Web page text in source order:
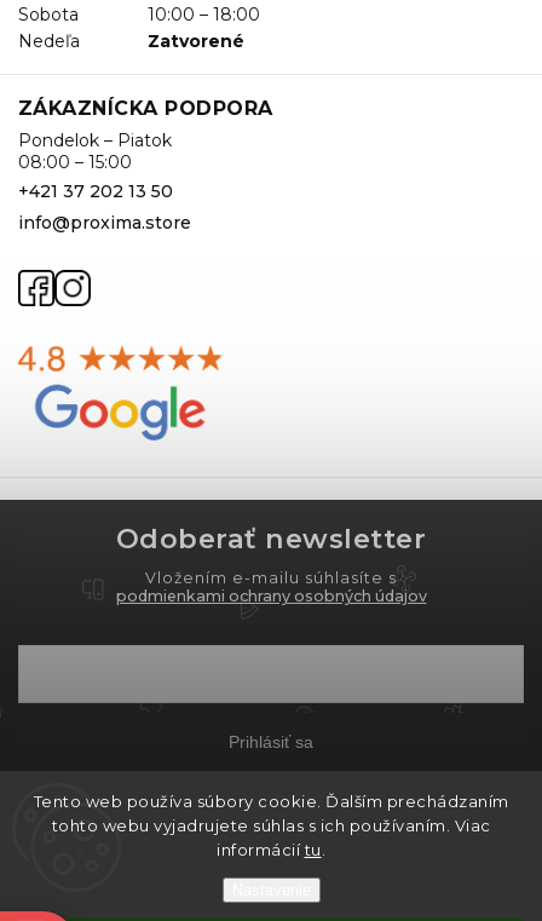
Tento web používa súbory cookie. Ďalším prechádzaním
tohto webu vyjadrujete súhlas s ich používaním. Viac
informáciítu
Sobota
10:00 – 18:00
Nedeľa
Zatvorené
ZÁKAZNÍCKA PODPORA
Pondelok – Piatok
08:00 – 15:00
+421 37 202 13 50
info@proxima.store
Odoberať newsletter
Vložením e-mailu súhlasíte s
podmienkami ochrany osobných údajov
Prihlásiť sa
Copyright 2026PROXIMA.store
Grafický návrh vytvořil a nakódoval